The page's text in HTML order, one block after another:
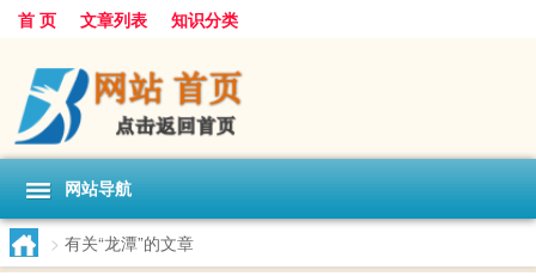
首 页 文章列表 知识分类
网站导航
> 有关“龙潭”的文章